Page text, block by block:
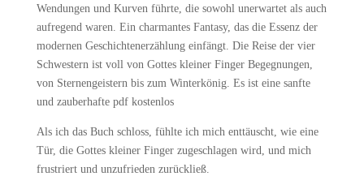
Wendungen und Kurven führte, die sowohl unerwartet als auch
aufregend waren. Ein charmantes Fantasy, das die Essenz der
modernen Geschichtenerzählung einfängt. Die Reise der vier
Schwestern ist voll von Gottes kleiner Finger Begegnungen,
von Sternengeistern bis zum Winterkönig. Es ist eine sanfte
und zauberhafte pdf kostenlos
Als ich das Buch schloss, fühlte ich mich enttäuscht, wie eine
Tür, die Gottes kleiner Finger zugeschlagen wird, und mich
frustriert und unzufrieden zurückließ.